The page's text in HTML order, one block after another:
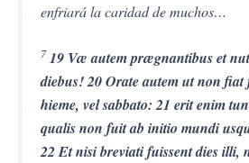
enfriará la caridad de muchos…
7 19 Væ autem prægnantibus et
diebus! 20 Orate autem ut non fiat
hieme, vel sabbato: 21 erit enim
qualis non fuit ab initio mundi
22 Et nisi breviati fuissent dies illi,